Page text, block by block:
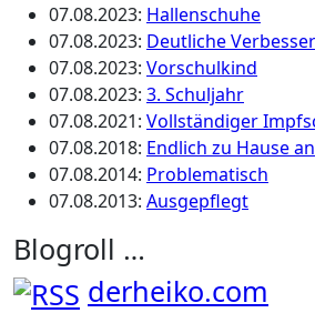
07.08.2023: Hallenschuhe
07.08.2023: Deutliche
07.08.2023: Vorschulkind
07.08.2023: 3. Schuljahr
07.08.2021: Vollständiger
07.08.2018: Endlich zu Hause
07.08.2014: Problematisch
07.08.2013: Ausgepflegt
Blogroll …
derheiko.com